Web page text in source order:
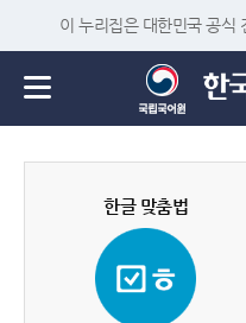
이 누리집은 대한민국 공식
한글 맞춤법